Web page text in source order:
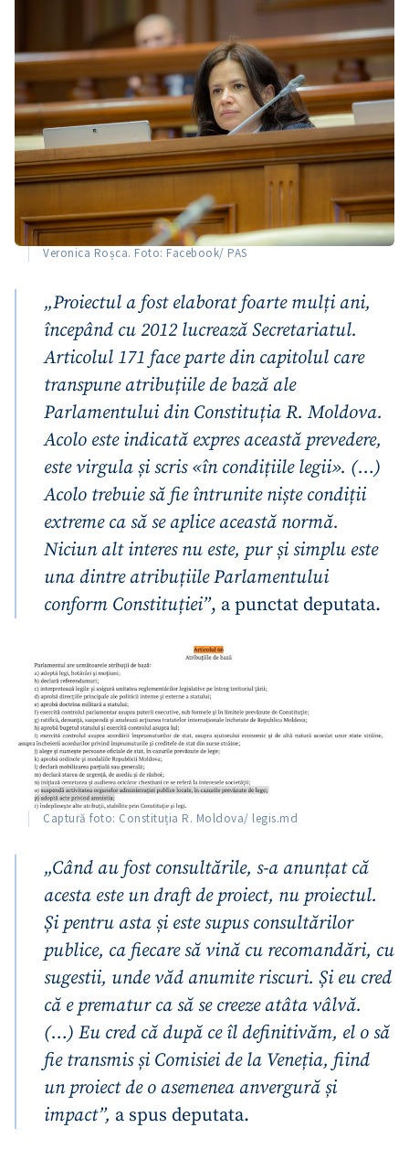
Veronica Roșca. Foto: Facebook/ PAS
„Proiectul a fost elaborat foarte mulți ani,
începând cu 2012 lucrează Secretariatul.
Articolul 171 face parte din capitolul care
transpune atribuțiile de bază ale
Parlamentului din Constituția R. Moldova.
Acolo este indicată expres această prevedere,
este virgula și scris «în condițiile legii». (…)
Acolo trebuie să fie întrunite niște condiții
extreme ca să se aplice această normă.
Niciun alt interes nu este, pur și simplu este
una dintre atribuțiile Parlamentului
conform Constituției”, a punctat deputata.
Captură foto: Constituția R. Moldova/ legis.md
„Când au fost consultările, s-a anunțat că
acesta este un draft de proiect, nu proiectul.
Și pentru asta și este supus consultărilor
publice, ca fiecare să vină cu recomandări, cu
sugestii, unde văd anumite riscuri. Și eu cred
că e prematur ca să se creeze atâta vâlvă.
(…) Eu cred că după ce îl definitivăm, el o să
fie transmis și Comisiei de la Veneția, fiind
un proiect de o asemenea anvergură și
impact”, a spus deputata.
CONTACT SURSĂ
Sursă anonimă
Nume+ Numele meu
Email+ Emailul meu
Telefon
+ Telefon personal
Am citit și sunt de
confidențialitate
TRIMITE ȘTIREA